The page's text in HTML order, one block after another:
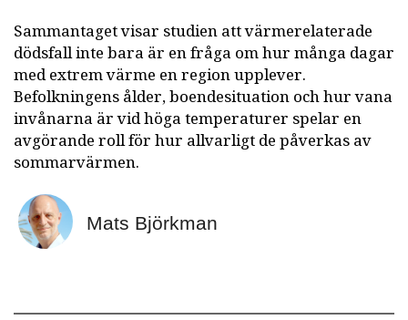
Sammantaget visar studien att värmerelaterade
dödsfall inte bara är en fråga om hur många dagar
med extrem värme en region upplever.
Befolkningens ålder, boendesituation och hur vana
invånarna är vid höga temperaturer spelar en
avgörande roll för hur allvarligt de påverkas av
sommarvärmen.
Mats Björkman